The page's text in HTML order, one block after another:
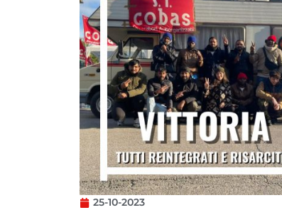
25-10-2023